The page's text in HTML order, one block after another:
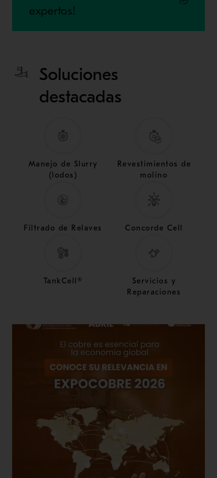
expertos!
Soluciones
destacadas
Manejo de Slurry
(lodos)
Revestimientos de
molino
Filtrado de Relaves Concorde Cell
TankCell®
Servicios y
Reparaciones